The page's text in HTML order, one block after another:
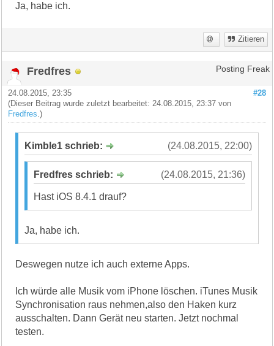
Ja, habe ich.
Zitieren
Fredfres Posting Freak
#28
24.08.2015, 23:35
(Dieser Beitrag wurde zuletzt bearbeitet: 24.08.2015, 23:37 von
Fredfres.)
(24.08.2015, 22:00)
Kimble1 schrieb:
(24.08.2015, 21:36)
Fredfres schrieb:
Hast iOS 8.4.1 drauf?
Ja, habe ich.
Deswegen nutze ich auch externe Apps.
Ich würde alle Musik vom iPhone löschen. iTunes Musik
Synchronisation raus nehmen,also den Haken kurz
ausschalten. Dann Gerät neu starten. Jetzt nochmal
testen.